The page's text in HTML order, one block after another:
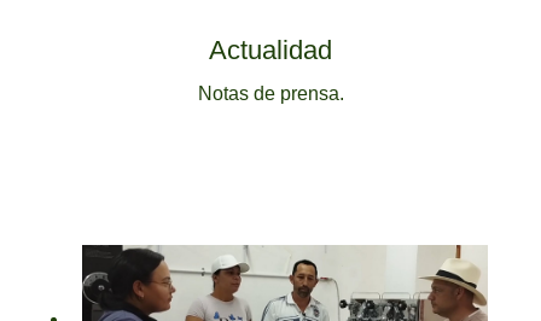
Actualidad
Notas de prensa.